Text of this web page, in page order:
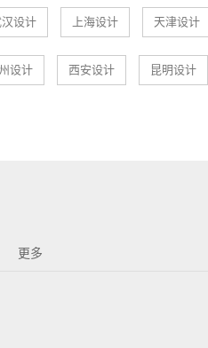
设计 上海设计 天津设计
设计 西安设计 昆明设计
更多